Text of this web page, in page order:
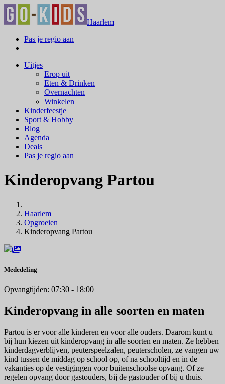
Haarlem
Pas je regio aan
Uitjes
Erop uit
Eten & Drinken
Overnachten
Winkelen
Kinderfeestje
Sport & Hobby
Blog
Agenda
Deals
Pas je regio aan
Kinderopvang Partou
Haarlem
Opgroeien
Kinderopvang Partou
Mededeling
Opvangtijden: 07:30 - 18:00
Kinderopvang in alle soorten en maten
Partou is er voor alle kinderen en voor alle ouders. Daarom kunt u
bij hun kiezen uit kinderopvang in alle soorten en maten. Ze hebben
kinderdagverblijven, peuterspeelzalen, peuterscholen, ze vangen uw
kind tussen de middag op school op, of na schooltijd en in de
vakanties op de vestigingen voor buitenschoolse opvang. Of ze
regelen opvang door gastouders, bij de gastouder of bij u thuis.